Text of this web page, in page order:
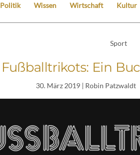
Politik Wissen Wirtschaft Kultur
Sport
Fußballtrikots: Ein
30. März 2019| Robin Patzwaldt